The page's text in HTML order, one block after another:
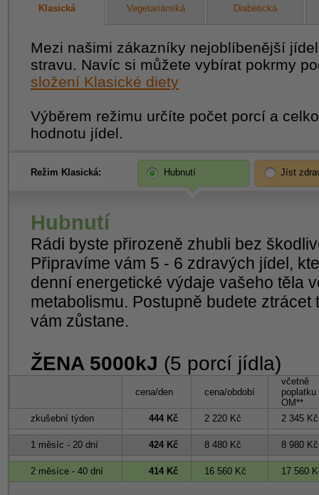
Klasická Vegetariánská Diabetická
Mezi našimi zákazníky nejoblíbenější
stravu. Navíc si můžete vybírat pokrmy
složení Klasické diety
Výběrem režimu určíte počet porcí a
hodnotu jídel.
Režim Klasická: Hubnutí Jíst
Hubnutí
Rádi byste přirozeně zhubli bez
Připravíme vám 5 - 6 zdravých jídel,
denní energetické výdaje vašeho těla
metabolismu. Postupně budete ztrácet
vám zůstane.
ŽENA 5000kJ (5 porcí jídla)
cena/den cena/období
včetně
poplatku
OM**
zkušební týden
444 Kč 2 220 Kč 2 345 Kč
1 měsíc - 20 dní 424 Kč 8 480 Kč 8 980 Kč
2 měsíce - 40 dní 414 Kč 16 560 Kč 17 560